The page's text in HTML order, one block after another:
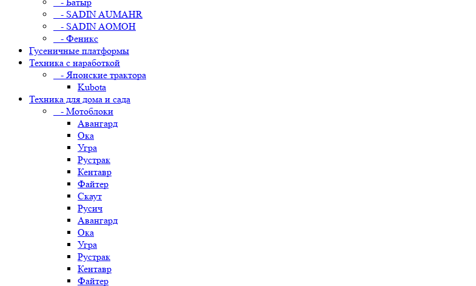
- SADIN AUMAHR
- SADIN AOMOH
- Феникс
Гусеничные платформы
Техника с наработкой
- Японские трактора
Kubota
Техника для дома и сада
- Мотоблоки
Авангард
Ока
Угра
Рустрак
Кентавр
Файтер
Скаут
Русич
Авангард
Ока
Угра
Рустрак
Кентавр
Файтер